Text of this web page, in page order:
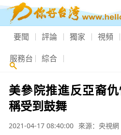
要聞 評論 獨家 視頻
服務台 綜合
美參院推進反亞裔
稱受到鼓舞
2021-04-17 08:40:00 來源：央視網